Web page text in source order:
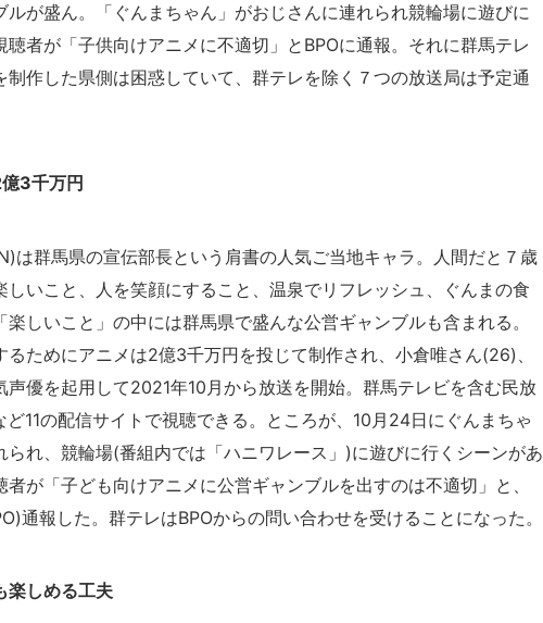
が盛ん。「ぐんまちゃん」がおじさんに連れられ競輪場に遊びに
者が「子供向けアニメに不適切」とBPOに通報。それに群馬テレ
制作した県側は困惑していて、群テレを除く７つの放送局は予定通
3千万円
は群馬県の宣伝部長という肩書の人気ご当地キャラ。人間だと７歳
しいこと、人を笑顔にすること、温泉でリフレッシュ、ぐんまの食
しいこと」の中には群馬県で盛んな公営ギャンブルも含まれる。
るためにアニメは2億3千万円を投じて制作され、小倉唯さん(26)、
優を起用して2021年10月から放送を開始。群馬テレビを含む民放
11の配信サイトで視聴できる。ところが、10月24日にぐんまちゃ
られ、競輪場(番組内では「ハニワレース」)に遊びに行くシーンがあ
が「子ども向けアニメに公営ギャンブルを出すのは不適切」と、
通報した。群テレはBPOからの問い合わせを受けることになった。
楽しめる工夫